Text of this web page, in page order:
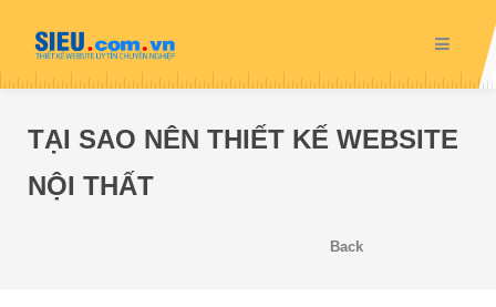
TẠI SAO NÊN THIẾT KẾ WEBSITE
NỘI THẤT
Back